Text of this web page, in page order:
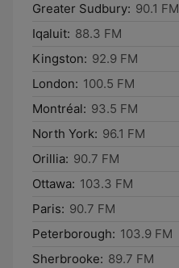
Greater Sudbury: 90.1 FM
Iqaluit: 88.3 FM
Kingston: 92.9 FM
London: 100.5 FM
Montréal: 93.5 FM
North York: 96.1 FM
Orillia: 90.7 FM
Ottawa: 103.3 FM
Paris: 90.7 FM
Peterborough: 103.9 FM
Sherbrooke: 89.7 FM